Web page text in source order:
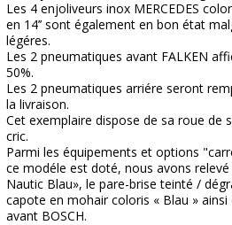
Les 4 enjoliveurs inox MERCEDES
en 14’’ sont également en bon état
légéres.
Les 2 pneumatiques avant FALKEN
50%.
Les 2 pneumatiques arriére seront
la livraison.
Cet exemplaire dispose de sa roue de
cric.
Parmi les équipements et options
ce modéle est doté, nous avons
Nautic Blau», le pare-brise teinté /
capote en mohair coloris « Blau »
avant BOSCH.